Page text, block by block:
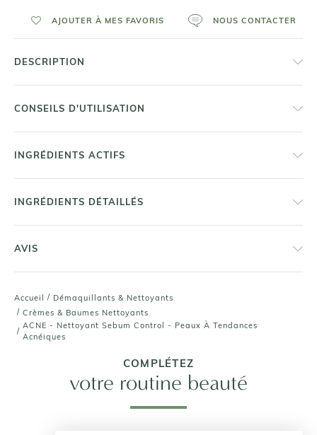
Accueil / Démaquillants & Nettoyants
/ Crèmes & Baumes Nettoyants
/
ACNE - Nettoyant Sebum Control - Peaux À Tendances
Acnéiques
AJOUTER À MES FAVORIS NOUS CONTACTER
DESCRIPTION
CONSEILS D'UTILISATION
INGRÉDIENTS ACTIFS
INGRÉDIENTS DÉTAILLÉS
AVIS
COMPLÉTEZ
votre routine beauté